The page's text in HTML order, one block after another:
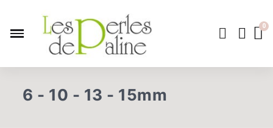
6 - 10 - 13 - 15mm